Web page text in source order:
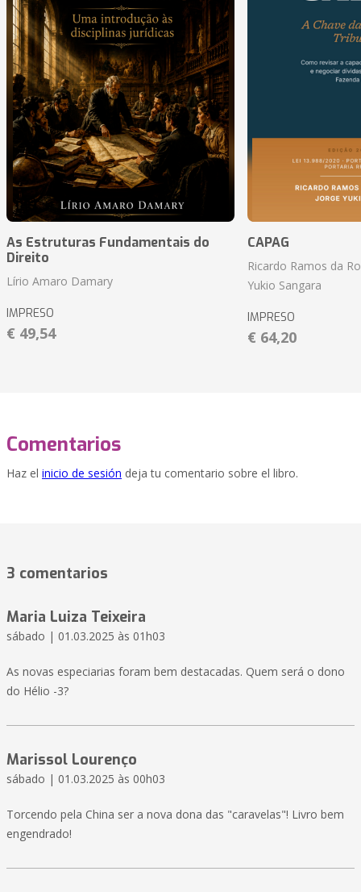
As Estruturas Fundamentais do
Direito
Lírio Amaro Damary
IMPRESO
€ 49,54
CAPAG
Ricardo Ramos da
Yukio Sangara
IMPRESO
€ 64,20
Comentarios
Haz el inicio de sesión deja tu comentario sobre el libro.
3 comentarios
Maria Luiza Teixeira
sábado | 01.03.2025 às 01h03
As novas especiarias foram bem destacadas. Quem será o dono
do Hélio -3?
Marissol Lourenço
sábado | 01.03.2025 às 00h03
Torcendo pela China ser a nova dona das "caravelas"! Livro bem
engendrado!